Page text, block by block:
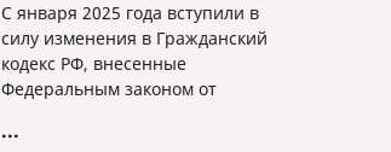
С января 2025 года вступили в
силу изменения в Гражданский
кодекс РФ, внесенные
Федеральным законом от
внесении изменения в статью
...